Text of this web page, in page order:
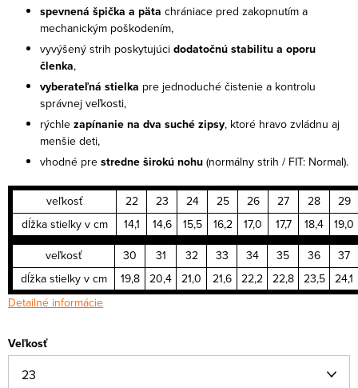
spevnená špička a päta chrániace pred zakopnutím a
mechanickým poškodením,
vyvýšený strih poskytujúci dodatočnú stabilitu a oporu
členka,
vyberateľná stielka pre jednoduché čistenie a kontrolu
správnej veľkosti,
rýchle zapínanie na dva suché zipsy, ktoré hravo zvládnu aj
menšie deti,
vhodné pre stredne širokú nohu (normálny strih / FIT: Normal).
veľkosť 22 23 24 25 26 27 28
29
dĺžka stielky v cm
14,1 14,6 15,5 16,2 17,0 17,7 18,4
19,0
veľkosť
30 31 32 33 34 35 36
37
dĺžka stielky v cm
19,8 20,4 21,0 21,6 22,2 22,8 23,5
24,1
Detailné informácie
Veľkosť